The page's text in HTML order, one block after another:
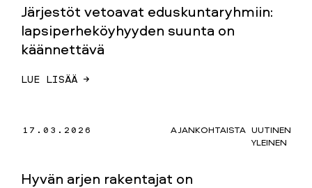
Järjestöt vetoavat eduskuntaryhmiin:
lapsiperheköyhyyden suunta on
käännettävä
LUE LISÄÄ →
17.03.2026 AJANKOHTAISTA UUTINEN
YLEINEN
Hyvän arjen rakentajat on